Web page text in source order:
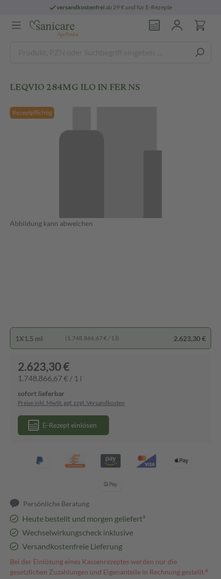
versandkostenfreiab 29 € und für E-Rezepte
LEQVIO 284MG ILO IN FER NS
Rezeptpflichtig
Abbildung kann abweichen
1X1.5 ml (1.748.866,67 € / 1 l) 2.623,30 €
2.623,30 €
1.748.866,67 € / 1 l
sofort lieferbar
Preise inkl. MwSt. ggf. zzgl. Versandkosten
E-Rezept einlösen
Persönliche Beratung
Heute bestellt und morgen geliefert³
Wechselwirkungscheck inklusive
Versandkostenfreie Lieferung
Bei der Einlösung eines Kassenrezeptes werden nur die
gesetzlichen Zuzahlungen und Eigenanteile in Rechnung gestellt.⁴